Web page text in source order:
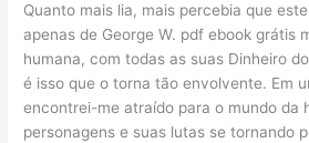
Quanto mais lia, mais percebia que
apenas de George W. pdf ebook grátis
humana, com todas as suas Dinheiro
é isso que o torna tão envolvente. Em
encontrei-me atraído para o mundo da
personagens e suas lutas se tornando